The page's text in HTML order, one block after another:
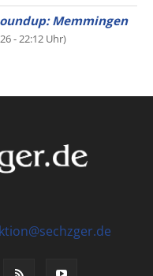
Memmingen
- 22:12 Uhr)